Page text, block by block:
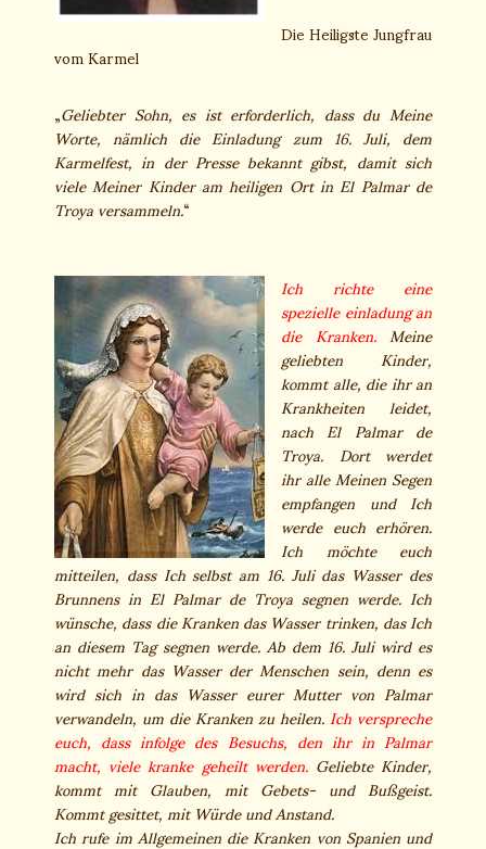
Die Heiligste Jungfrau
vom Karmel
„Geliebter Sohn, es ist erforderlich, dass du Meine
Worte, nämlich die Einladung zum 16. Juli, dem
Karmelfest, in der Presse bekannt gibst, damit sich
viele Meiner Kinder am heiligen Ort in El Palmar de
Troya versammeln.“
Ich richte eine
spezielle einladung an
die Kranken. Meine
geliebten Kinder,
kommt alle, die ihr an
Krankheiten leidet,
nach El Palmar de
Troya. Dort werdet
ihr alle Meinen Segen
empfangen und Ich
werde euch erhören.
Ich möchte euch
mitteilen, dass Ich selbst am 16. Juli das Wasser des
Brunnens in El Palmar de Troya segnen werde. Ich
wünsche, dass die Kranken das Wasser trinken, das Ich
an diesem Tag segnen werde. Ab dem 16. Juli wird es
nicht mehr das Wasser der Menschen sein, denn es
wird sich in das Wasser eurer Mutter von Palmar
verwandeln, um die Kranken zu heilen.Ich verspreche
euch, dass infolge des Besuchs, den ihr in Palmar
macht, viele kranke geheilt werden. Geliebte Kinder,
kommt mit Glauben, mit Gebets- und Bußgeist.
Kommt gesittet, mit Würde und Anstand.
Ich rufe im Allgemeinen die Kranken von Spanien und